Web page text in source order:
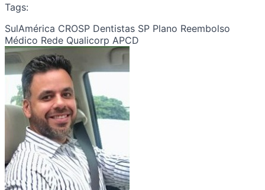
Tags:
SulAmérica CROSP Dentistas SP Plano Reembolso
Médico Rede Qualicorp APCD